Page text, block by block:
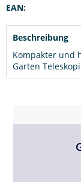
EAN:
Beschreibung
Kompakter und
Garten